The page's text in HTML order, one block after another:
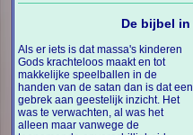
De bijbel
Als er iets is dat massa's kinderen
Gods krachteloos maakt en tot
makkelijke speelballen in de
handen van de satan dan is dat een
gebrek aan geestelijk inzicht. Het
was te verwachten, al was het
alleen maar vanwege de